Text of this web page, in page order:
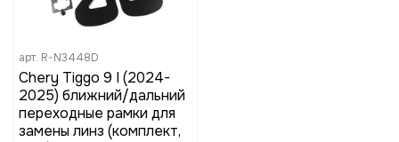
арт. R-N3448D
Chery Tiggo 9 I (2024-
2025) ближний/дальний
переходные рамки для
замены линз (комплект,